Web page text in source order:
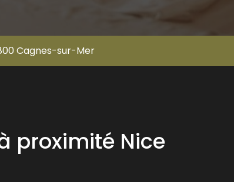
Cagnes-sur-Mer
proximité Nice